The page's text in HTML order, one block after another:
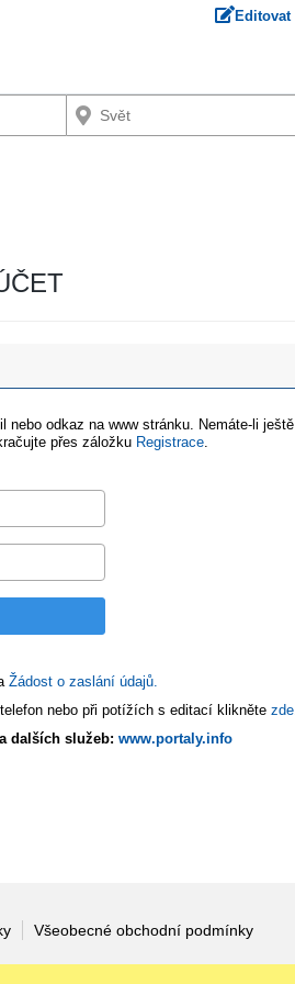
Editovat
nebo odkaz na www stránku. Nemáte-li ještě
přes záložku Registrace
Žádost o zaslání údajů.
nebo při potížích s editací klikněte zde
dalších služeb: www.portaly.info
Všeobecné obchodní podmínky